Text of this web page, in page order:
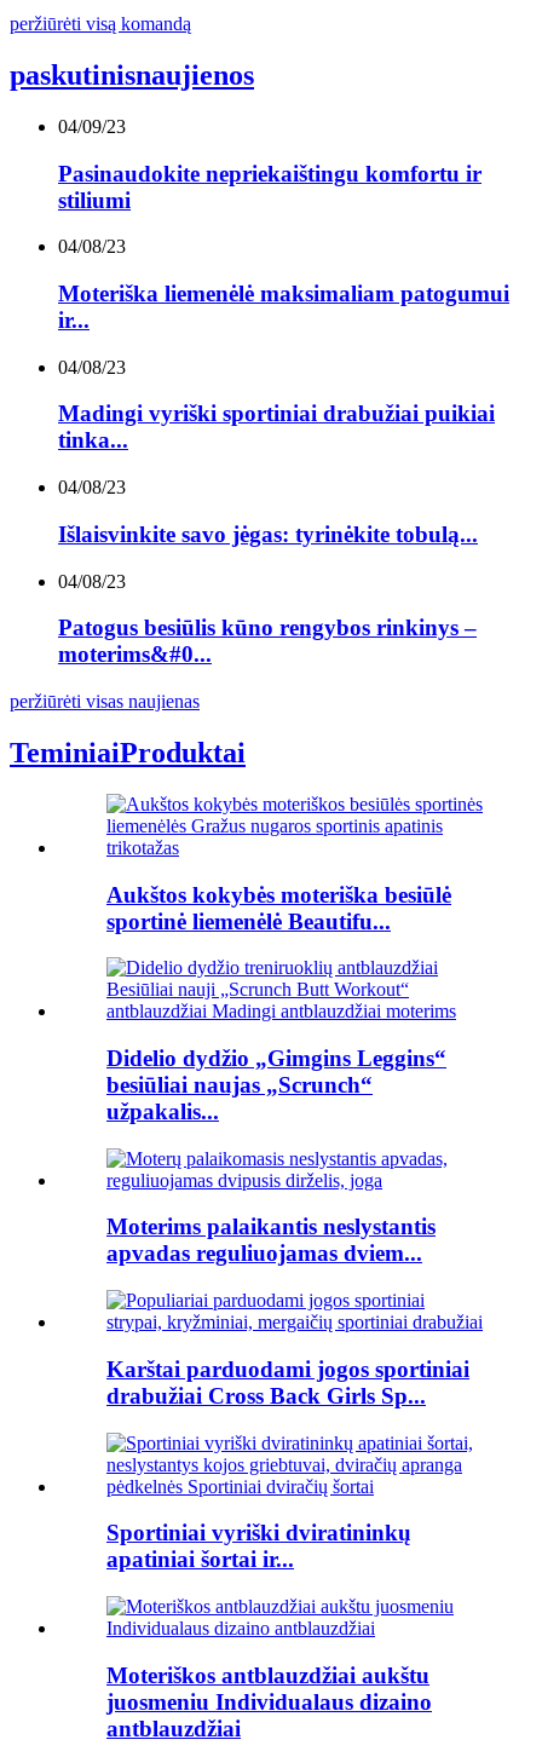
peržiūrėti visą komandą
paskutinisnaujienos
04/09/23
Pasinaudokite nepriekaištingu komfortu ir
stiliumi
04/08/23
Moteriška liemenėlė maksimaliam patogumui
ir...
04/08/23
Madingi vyriški sportiniai drabužiai puikiai
tinka...
04/08/23
Išlaisvinkite savo jėgas: tyrinėkite tobulą...
04/08/23
Patogus besiūlis kūno rengybos rinkinys –
moterims&#0...
peržiūrėti visas naujienas
TeminiaiProduktai
Aukštos kokybės moteriška besiūlė
sportinė liemenėlė Beautifu...
Didelio dydžio „Gimgins Leggins“
besiūliai naujas „Scrunch“
užpakalis...
Moterims palaikantis neslystantis
apvadas reguliuojamas dviem...
Karštai parduodami jogos sportiniai
drabužiai Cross Back Girls Sp...
Sportiniai vyriški dviratininkų
apatiniai šortai ir...
Moteriškos antblauzdžiai aukštu
juosmeniu Individualaus dizaino
antblauzdžiai